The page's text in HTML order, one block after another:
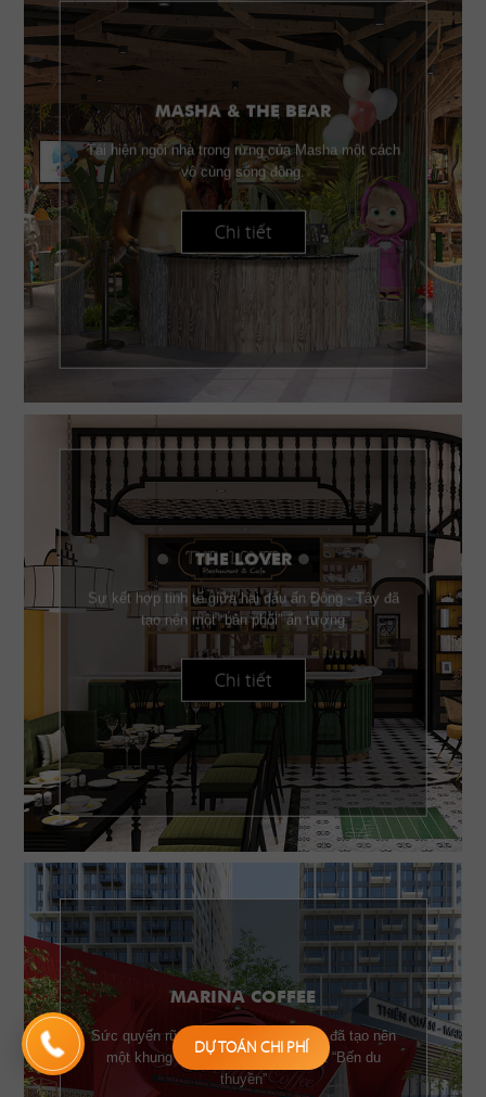
MASHA & THE BEAR
Tái hiện ngôi nhà trong rừng của Masha một cách
vô cùng sống động.
Chi tiết
THE LOVER
Sự kết hợp tinh tế giữa hai dấu ấn Đông - Tây đã
tạo nên một “bản phối” ấn tượng
Chi tiết
MARINA COFFEE
Sức quyến rũ của những chiếc buồm đã tạo nên
một khung cảnh đặc trưng của một “Bến du
thuyền”
DỰ TOÁN CHI PHÍ